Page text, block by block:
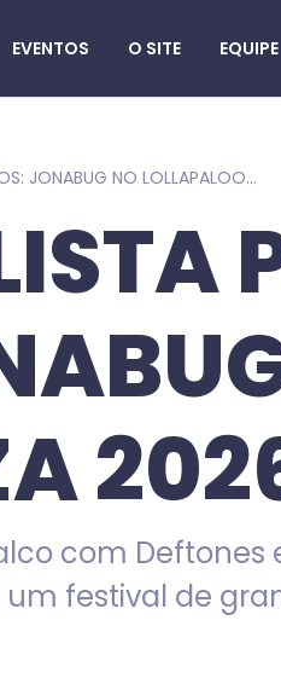
EVENTOS O SITE EQUIPE
DO INTERIOR PAULISTA PARA INTERLAGOS: JONABUG NO LOLLAPALOOZA 2026
com Deftones
festival de